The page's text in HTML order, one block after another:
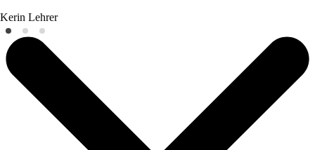
Kerin Lehrer